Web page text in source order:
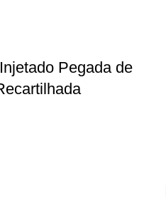
Pegada de